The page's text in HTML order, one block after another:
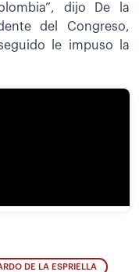
dijo De la
del Congreso,
le impuso la
DE LA ESPRIELLA